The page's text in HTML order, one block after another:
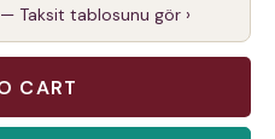
— Taksit tablosunu gör ›